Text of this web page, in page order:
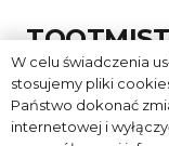
Flukar Sp. z o.o.
Szkolna 15
W celu świadczenia
stosujemy pliki
Państwo dokonać
internetowej i